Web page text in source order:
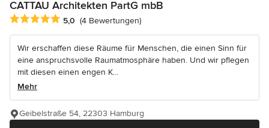
CATTAU Architekten PartG mbB
Durchschnittliche Bewertung: 5 von 5 Sternen
5,0 (4 Bewertungen)
Wir erschaffen diese Räume für Menschen, die einen Sinn für
eine anspruchsvolle Raumatmosphäre haben. Und wir pflegen
mit diesen einen engen K...
Mehr
Geibelstraße 54, 22303 Hamburg